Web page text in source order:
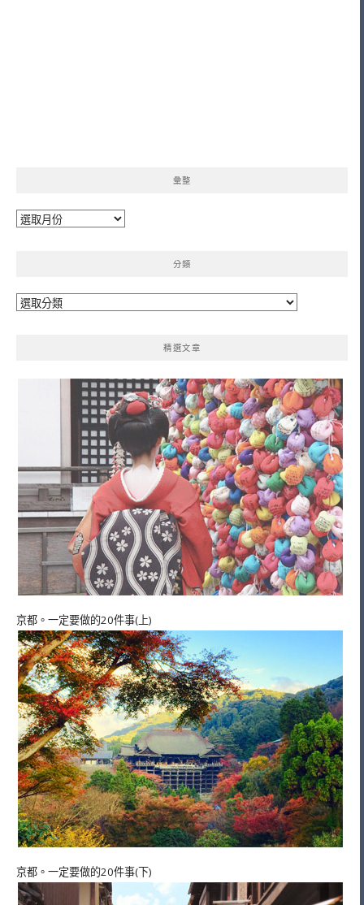
彙整
彙
分類
分
精選文章
京都。一定要做的20件事(上)
京都。一定要做的20件事(下)